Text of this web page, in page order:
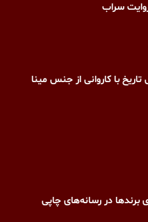
سراب
با کاروانی از جنس مینا
برندها در رسانه‌های چاپی